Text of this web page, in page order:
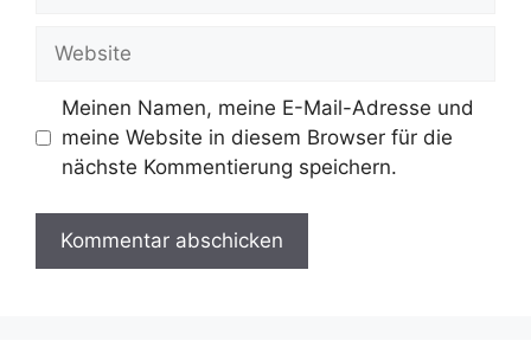
Meinen Namen, meine E-Mail-Adresse und
meine Website in diesem Browser für die
nächste Kommentierung speichern.